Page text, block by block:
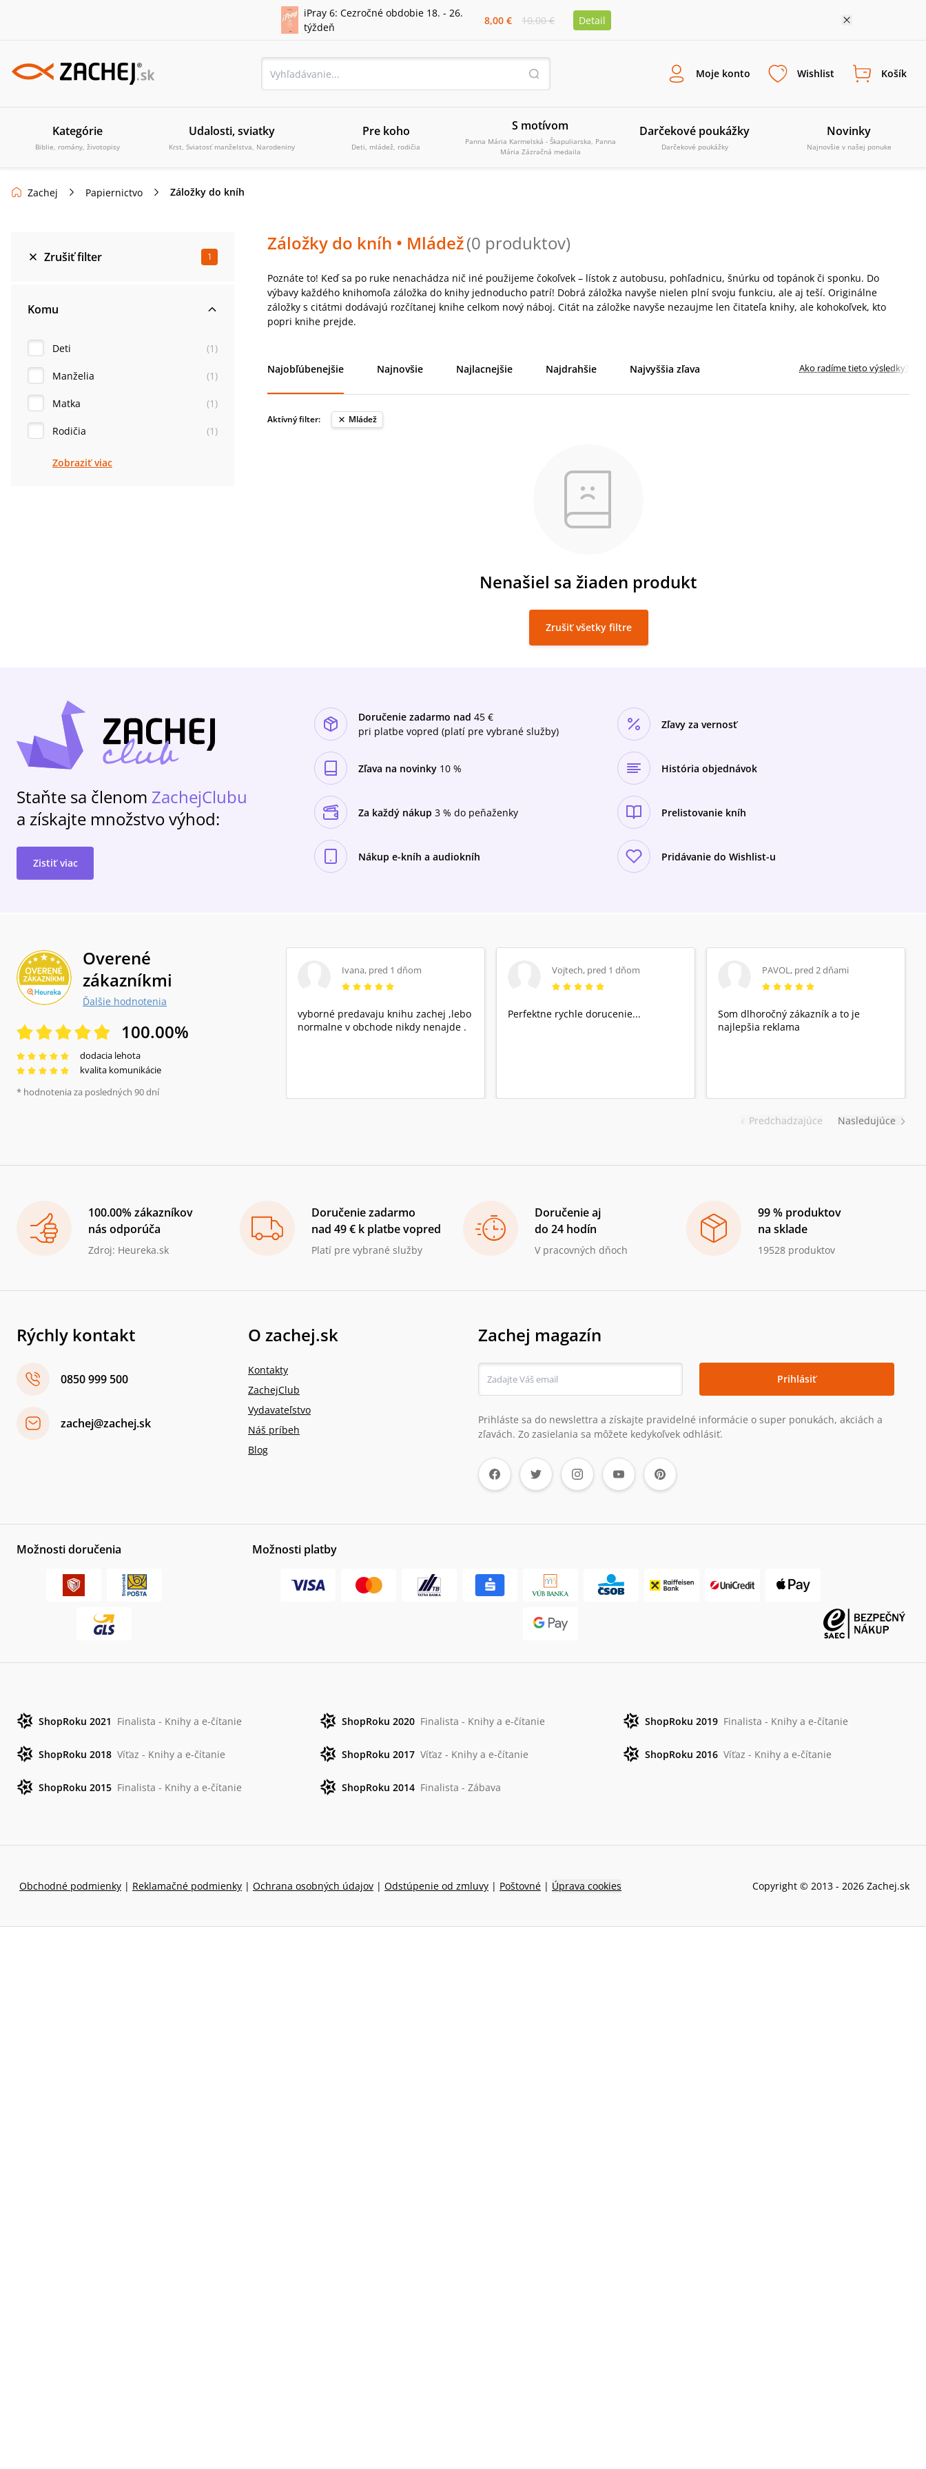
iPray 6: Cezročné obdobie 18. - 26.
týždeň
8,00 € 10,00 € Detail
Moje konto Wishlist Košík
Kategórie
Biblie, romány, životopisy
Udalosti, sviatky
Krst, Sviatosť manželstva, Narodeniny
Pre koho
Deti, mládež, rodičia
S motívom
Panna Mária Karmelská - Škapuliarska, Panna
Mária Zázračná medaila
Darčekové poukážky
Darčekové poukážky
Novinky
Najnovšie v našej ponuke
Zachej Papiernictvo Záložky do kníh
Zrušiť filter 1
Komu
Deti (1 )
Manželia (1 )
Matka (1 )
Rodičia (1 )
Zobraziť viac
Záložky do kníh • Mládež(0 produktov)
Poznáte to! Keď sa po ruke nenachádza nič iné použijeme čokoľvek – lístok z autobusu, pohľadnicu, šnúrku od topánok či sponku. Do
výbavy každého knihomoľa záložka do knihy jednoducho patrí! Dobrá záložka navyše nielen plní svoju funkciu, ale aj teší. Originálne
záložky s citátmi dodávajú rozčítanej knihe celkom nový náboj. Citát na záložke navyše nezaujme len čitateľa knihy, ale kohokoľvek, kto
popri knihe prejde.
Najobľúbenejšie Najnovšie Najlacnejšie Najdrahšie Najvyššia zľava Ako radíme tieto výsledky?
Aktívný filter: Mládež
Nenašiel sa žiaden produkt
Zrušiť všetky filtre
Staňte sa členom ZachejClubu
a získajte množstvo výhod:
Zistiť viac
Doručenie zadarmo nad 45 €
pri platbe vopred (platí pre vybrané služby)
Zľavy za vernosť
Zľava na novinky 10 % História objednávok
Za každý nákup 3 % do peňaženky Prelistovanie kníh
Nákup e-kníh a audiokníh Pridávanie do Wishlist-u
Overené
zákazníkmi
Ďalšie hodnotenia
100.00%
dodacia lehota
kvalita komunikácie
* hodnotenia za posledných 90 dní
Predchadzajúce
Ivana, pred 1 dňom
vyborné predavaju knihu zachej ,lebo
normalne v obchode nikdy nenajde .
Vojtech, pred 1 dňom
Perfektne rychle dorucenie...
PAVOL, pred 2 dňami
Som dlhoročný zákazník a to je
najlepšia reklama
Nasledujúce
100.00% zákazníkov
nás odporúča
Zdroj: Heureka.sk
Doručenie zadarmo
nad 49 € k platbe vopred
Platí pre vybrané služby
Doručenie aj
do 24 hodín
V pracovných dňoch
99 % produktov
na sklade
19528 produktov
Rýchly kontakt
0850 999 500
zachej@zachej.sk
O zachej.sk
Kontakty
ZachejClub
Vydavateľstvo
Náš príbeh
Blog
Zachej magazín
Prihlásiť
Prihláste sa do newslettra a získajte pravidelné informácie o super ponukách, akciách a
zľavách. Zo zasielania sa môžete kedykoľvek odhlásiť.
Možnosti doručenia Možnosti platby
ShopRoku 2021 Finalista - Knihy a e-čítanie ShopRoku 2020 Finalista - Knihy a e-čítanie ShopRoku 2019 Finalista - Knihy a e-čítanie
ShopRoku 2018 Víťaz - Knihy a e-čítanie ShopRoku 2017 Víťaz - Knihy a e-čítanie ShopRoku 2016 Víťaz - Knihy a e-čítanie
ShopRoku 2015 Finalista - Knihy a e-čítanie ShopRoku 2014 Finalista - Zábava
Obchodné podmienky | Reklamačné podmienky | Ochrana osobných údajov | Odstúpenie od zmluvy | Poštovné | Úprava cookies Copyright © 2013 - 2026 Zachej.sk